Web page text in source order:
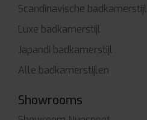
Scandinavische badkamerstijl
Luxe badkamerstijl
Japandi badkamerstijl
Alle badkamerstijlen
Showrooms